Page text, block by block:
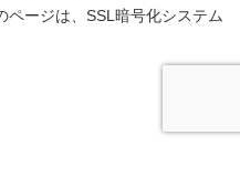
ージは、SSL暗号化システム